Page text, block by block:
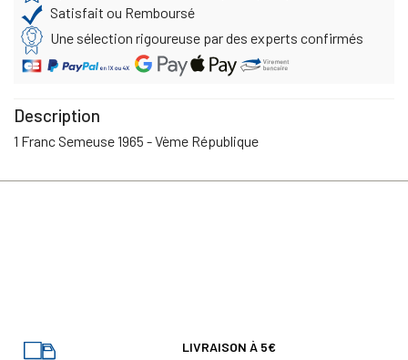
Satisfait ou Remboursé
Une sélection rigoureuse par des experts confirmés
Description
1 Franc Semeuse 1965 - Vème République
LIVRAISON À 5€